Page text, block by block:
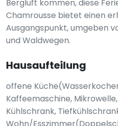
Bergluft kommen, diese
Chamrousse bietet einen
Ausgangspunkt, umgeben
und Waldwegen.
Hausaufteilung
offene
Kaffeemaschine,
Kühlschrank,